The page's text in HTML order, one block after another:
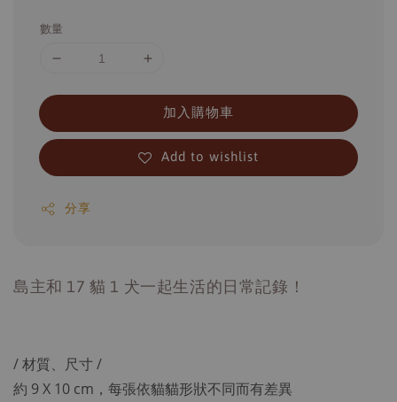
數量
加入購物車
Add to wishlist
分享
島主和 17 貓 1 犬一起生活的日常記錄！
/ 材質、尺寸 /
約 9 X 10 cm，每張依貓貓形狀不同而有差異